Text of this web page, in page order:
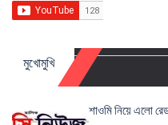
মুখোমুখি
শাওমি নিয়ে এলো